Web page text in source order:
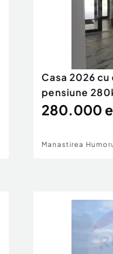
Casa 2026
pensiune
280.000
Manastirea